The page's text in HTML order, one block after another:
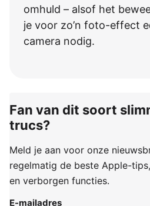
omhuld – alsof het
je voor zo’n foto-effect
camera nodig.
Fan van dit soort
trucs?
Meld je aan voor onze
regelmatig de beste Apple-
en verborgen functies.
E-mailadres